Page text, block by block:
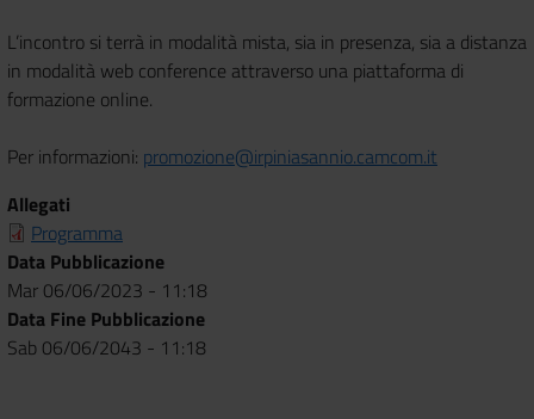
L’incontro si terrà in modalità mista, sia in presenza, sia a distanza
in modalità web conference attraverso una piattaforma di
formazione online.
Per informazioni: promozione@irpiniasannio.camcom.it
Allegati
Programma
Data Pubblicazione
Mar 06/06/2023 - 11:18
Data Fine Pubblicazione
Sab 06/06/2043 - 11:18